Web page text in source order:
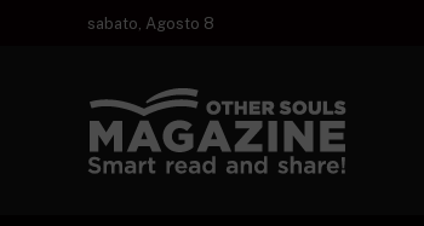
sabato, Agosto 8